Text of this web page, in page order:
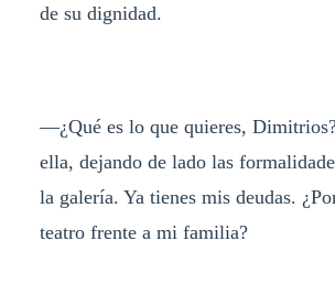
de su dignidad.
—¿Qué es lo que quieres,
ella, dejando de lado las
la galería. Ya tienes mis deudas.
teatro frente a mi familia?